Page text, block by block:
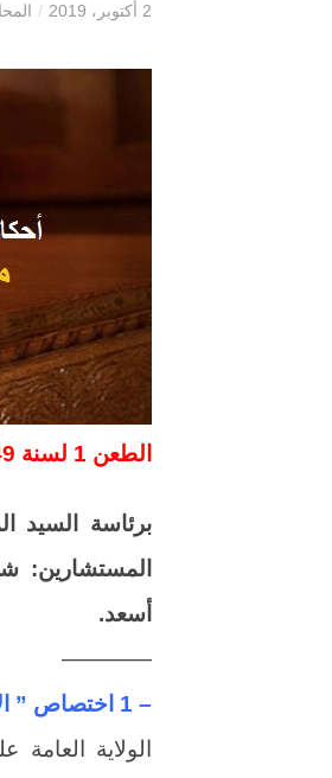
2 أكتوبر، 2019 /
الطعن 1 لسنة 49 ق جلسة 28 / 4 / 1980 مكتب فني 31 نقابات ق 3 ص 7
برئاسة السيد
المستشارين:
أسعد.
————
– 1 اختصاص ” الاختصاص الولائي “. قرار اداري . نقابات
الولاية العامة